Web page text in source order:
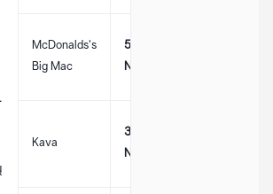
McDonalds's
Big Mac
51
NOK
Kava
38
NOK